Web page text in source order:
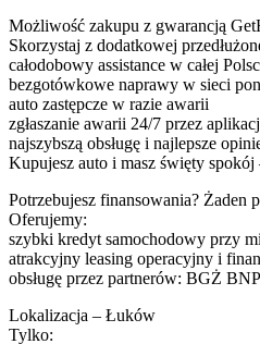
Możliwość zakupu z gwarancją
Skorzystaj z dodatkowej
całodobowy assistance w całej
bezgotówkowe naprawy w sieci
auto zastępcze w razie awarii
zgłaszanie awarii 24/7 przez
najszybszą obsługę i najlepsze
Kupujesz auto i masz święty spokój
Potrzebujesz finansowania? Żaden
Oferujemy:
szybki kredyt samochodowy przy
atrakcyjny leasing operacyjny i
obsługę przez partnerów: BGŻ
Lokalizacja – Łuków
Tylko: